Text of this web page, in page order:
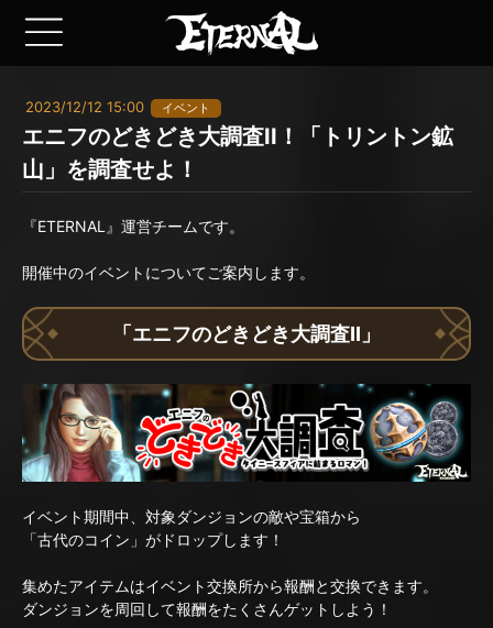
2023/12/12 15:00 イベント
エニフのどきどき大調査II！「トリントン鉱
山」を調査せよ！
『ETERNAL』運営チームです。
開催中のイベントについてご案内します。
「エニフのどきどき大調査II」
イベント期間中、対象ダンジョンの敵や宝箱から
「古代のコイン」がドロップします！
集めたアイテムはイベント交換所から報酬と交換できます。
ダンジョンを周回して報酬をたくさんゲットしよう！